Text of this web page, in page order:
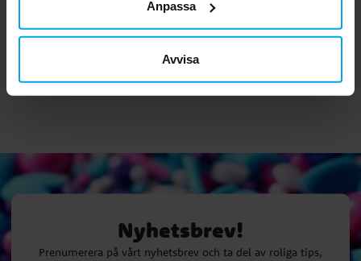
Anpassa
Avvisa
Pris:39,00 kr
39,00 kr Pris:69,00 kr
69,00 kr
Nyhetsbrev!
Prenumerera på vårt nyhetsbrev och ta del av roliga tips,